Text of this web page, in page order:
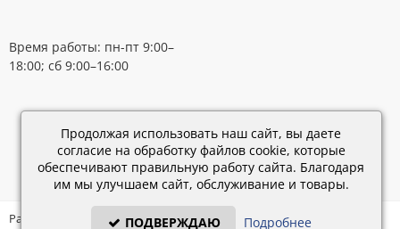
Время работы: пн-пт 9:00–
18:00; сб 9:00–16:00
Каталог
28.02.2019
15:45
Разработка: «IT - Консультант» ©
Продолжая использовать наш сайт, вы даете
согласие на обработку файлов cookie, которые
обеспечивают правильную работу сайта. Благодаря
им мы улучшаем сайт, обслуживание и товары.
ПОДВЕРЖДАЮ Подробнее